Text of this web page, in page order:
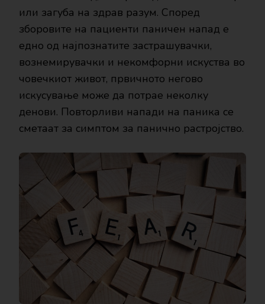
или загуба на здрав разум. Според
зборовите на пациенти паничен напад е
едно од најпознатите застрашувачки,
вознемирувачки и некомфорни искуства во
човечкиот живот, првичното негово
искусување може да потрае неколку
денови. Повторливи напади на паника се
сметаат за симптом за панично растројство.